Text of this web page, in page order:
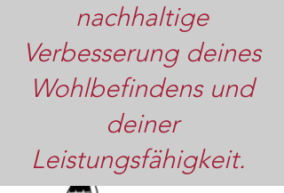
nachhaltige
Verbesserung deines
Wohlbefindens und
deiner
Leistungsfähigkeit.